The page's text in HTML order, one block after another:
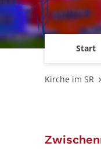
Start
Kirche im SR